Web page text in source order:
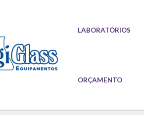
LABORATÓRIOS
ORÇAMENTO